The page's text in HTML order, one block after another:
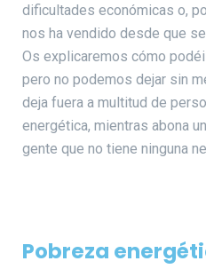
dificultades económicas o,
nos ha vendido desde que
Os explicaremos cómo
pero no podemos dejar sin
deja fuera a multitud de
energética, mientras abona
gente que no tiene ninguna
Pobreza